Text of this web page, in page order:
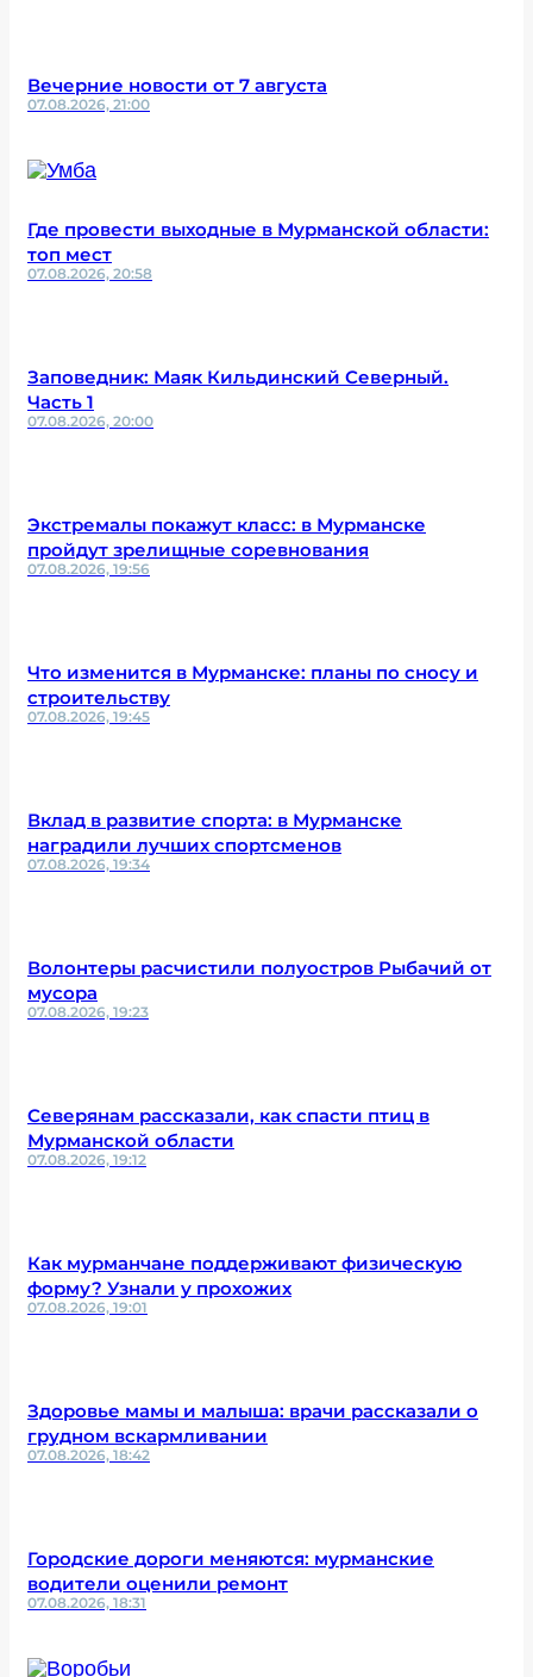
Вечерние новости от 7 августа
07.08.2026, 21:00
Где провести выходные в Мурманской области:
топ мест
07.08.2026, 20:58
Заповедник: Маяк Кильдинский Северный.
Часть 1
07.08.2026, 20:00
Экстремалы покажут класс: в Мурманске
пройдут зрелищные соревнования
07.08.2026, 19:56
Что изменится в Мурманске: планы по сносу и
строительству
07.08.2026, 19:45
Вклад в развитие спорта: в Мурманске
наградили лучших спортсменов
07.08.2026, 19:34
Волонтеры расчистили полуостров Рыбачий от
мусора
07.08.2026, 19:23
Северянам рассказали, как спасти птиц в
Мурманской области
07.08.2026, 19:12
Как мурманчане поддерживают физическую
форму? Узнали у прохожих
07.08.2026, 19:01
Здоровье мамы и малыша: врачи рассказали о
грудном вскармливании
07.08.2026, 18:42
Городские дороги меняются: мурманские
водители оценили ремонт
07.08.2026, 18:31